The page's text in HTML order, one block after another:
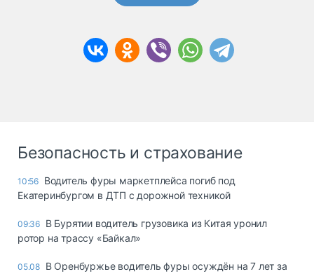
Безопасность и страхование
10:56 Водитель фуры маркетплейса погиб под
Екатеринбургом в ДТП с дорожной техникой
09:36 В Бурятии водитель грузовика из Китая уронил
ротор на трассу «Байкал»
05.08 В Оренбуржье водитель фуры осуждён на 7 лет за